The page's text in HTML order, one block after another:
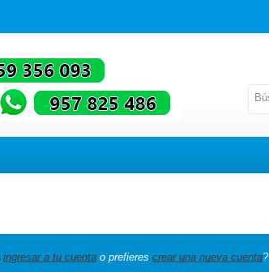
ingresar a tu cuenta o prefieres crear una nueva cuenta?